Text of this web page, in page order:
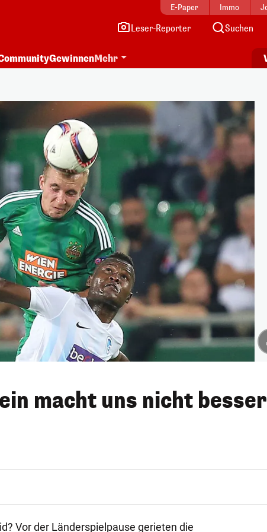
E-Paper Immo
Leser-Reporter Suchen
GewinnenMehr
macht uns nicht
Vor der Länderspielpause gerieten die